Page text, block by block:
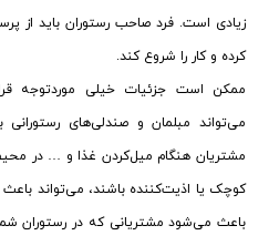
زیادی است. فرد صاحب رستوران باید از
کرده و کار را شروع کند.
ممکن است جزئیات خیلی موردتوجه
می‌تواند مبلمان و صندلی‌های رستورانی
مشتریان هنگام میل‌کردن غذا و … در
کوچک یا اذیت‌کننده باشند، می‌تواند
باعث می‌شود مشتریانی که در رستوران